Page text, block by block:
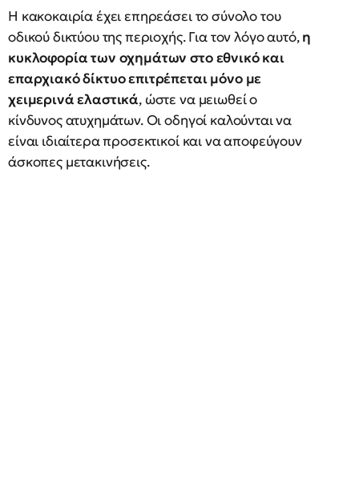
Η κακοκαιρία έχει επηρεάσει το σύνολο του
οδικού δικτύου της περιοχής. Για τον λόγο αυτό,η
κυκλοφορία των οχημάτων στο εθνικό και
επαρχιακό δίκτυο επιτρέπεται μόνο με
χειμερινά ελαστικά, ώστε να μειωθεί ο
κίνδυνος ατυχημάτων. Οι οδηγοί καλούνται να
είναι ιδιαίτερα προσεκτικοί και να αποφεύγουν
άσκοπες μετακινήσεις.